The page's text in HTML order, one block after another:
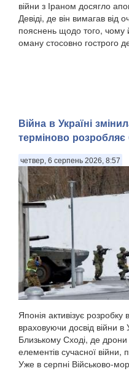
війни з Іраном досягло
Девіді, де він вимагав від
пояснень щодо того, чому
оману стосовно гострого
Війна в Україні
терміново
четвер, 6 серпень 2026, 8:57
Японія активізує розробку
враховуючи досвід війни в
Близькому Сході, де
елементів сучасної війни,
Уже в серпні Військово-